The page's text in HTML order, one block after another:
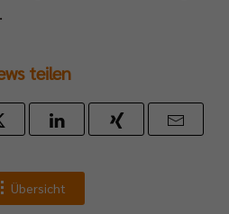
.
teilen
Übersicht